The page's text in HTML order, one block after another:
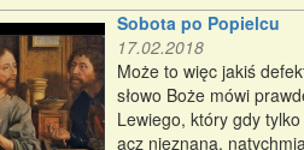
Sobota po Popielcu
17.02.2018
Może to więc jakiś
słowo Boże mówi
Lewiego, który gdy
acz nieznaną,